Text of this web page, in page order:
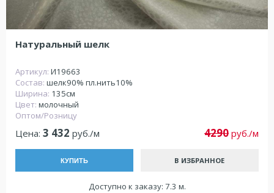
Натуральный шелк
Артикул: И19663
Состав: шелк90% пл.нить10%
Ширина: 135см
Цвет: молочный
Оптом/Розницу
Цена: 3 432 руб./м 4290 руб./м
КУПИТЬ В ИЗБРАННОЕ
Доступно к заказу: 7.3 м.